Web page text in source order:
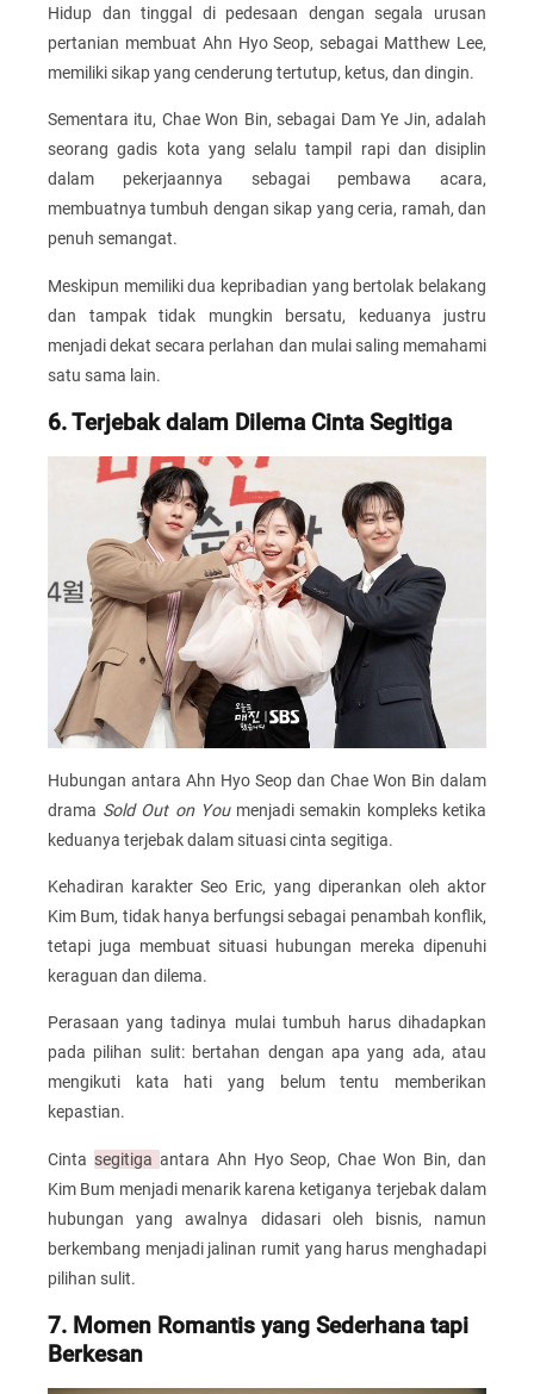
Hidup dan tinggal di pedesaan dengan segala urusan
pertanian membuat Ahn Hyo Seop, sebagai Matthew Lee,
memiliki sikap yang cenderung tertutup, ketus, dan dingin.
Sementara itu, Chae Won Bin, sebagai Dam Ye Jin, adalah
seorang gadis kota yang selalu tampil rapi dan disiplin
dalam pekerjaannya sebagai pembawa acara,
membuatnya tumbuh dengan sikap yang ceria, ramah, dan
penuh semangat.
Meskipun memiliki dua kepribadian yang bertolak belakang
dan tampak tidak mungkin bersatu, keduanya justru
menjadi dekat secara perlahan dan mulai saling memahami
satu sama lain.
6. Terjebak dalam Dilema Cinta Segitiga
Hubungan antara Ahn Hyo Seop dan Chae Won Bin dalam
drama Sold Out on Youmenjadi semakin kompleks ketika
keduanya terjebak dalam situasi cinta segitiga.
Kehadiran karakter Seo Eric, yang diperankan oleh aktor
Kim Bum, tidak hanya berfungsi sebagai penambah konflik,
tetapi juga membuat situasi hubungan mereka dipenuhi
keraguan dan dilema.
Perasaan yang tadinya mulai tumbuh harus dihadapkan
pada pilihan sulit: bertahan dengan apa yang ada, atau
mengikuti kata hati yang belum tentu memberikan
kepastian.
Cinta segitiga antara Ahn Hyo Seop, Chae Won Bin, dan
Kim Bum menjadi menarik karena ketiganya terjebak dalam
hubungan yang awalnya didasari oleh bisnis, namun
berkembang menjadi jalinan rumit yang harus menghadapi
pilihan sulit.
7. Momen Romantis yang Sederhana tapi
Berkesan